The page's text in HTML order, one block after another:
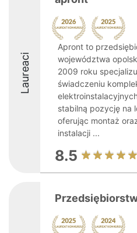
Laureaci
Apront to
województwa
2009 roku
świadczeniu
stabilną pozycję na
oferując montaż
instalacji ...
8.5